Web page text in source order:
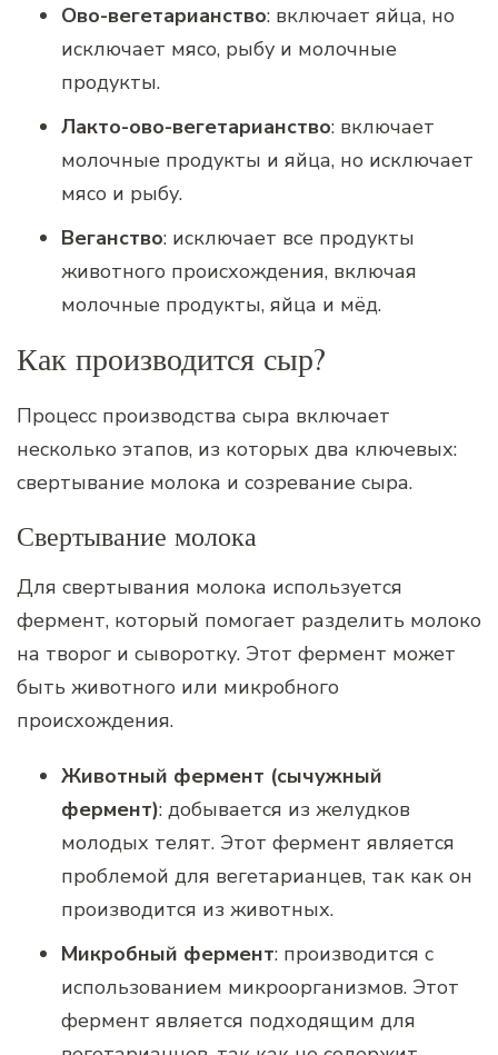
Ово-вегетарианство: включает яйца, но
исключает мясо, рыбу и молочные
продукты.
Лакто-ово-вегетарианство: включает
молочные продукты и яйца, но исключает
мясо и рыбу.
Веганство: исключает все продукты
животного происхождения, включая
молочные продукты, яйца и мёд.
Как производится сыр?
Процесс производства сыра включает
несколько этапов, из которых два ключевых:
свертывание молока и созревание сыра.
Свертывание молока
Для свертывания молока используется
фермент, который помогает разделить молоко
на творог и сыворотку. Этот фермент может
быть животного или микробного
происхождения.
Животный фермент (сычужный
фермент): добывается из желудков
молодых телят. Этот фермент является
проблемой для вегетарианцев, так как он
производится из животных.
Микробный фермент: производится с
использованием микроорганизмов. Этот
фермент является подходящим для